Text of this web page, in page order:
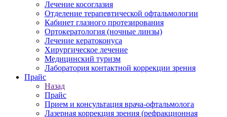
Лечение косоглазия
Отделение терапевтической офтальмологии
Кабинет глазного протезирования
Ортокератология (ночные линзы)
Лечение кератоконуса
Хирургическое лечение
Медицинский туризм
Лаборатория контактной коррекции зрения
Прайс
Назад
Прайс
Прием и консультация врача-офтальмолога
Лазерная коррекция зрения (рефракционная